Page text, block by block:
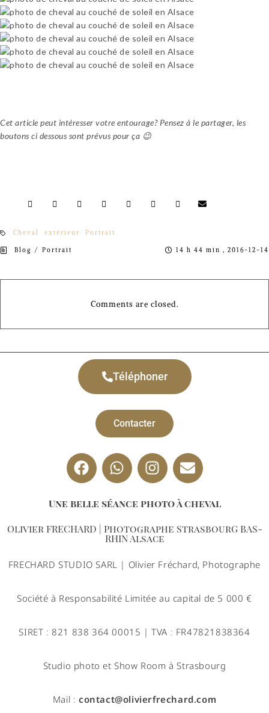
Cet article peut intéresser votre entourage? Pensez à le partager, les
boutons ci dessous sont prévus pour ça 😉
Cheval extérieur Portrait
Blog / Portrait 14 h 44 min , 2016-12-14
Comments are closed.
Téléphoner
Contacter
Une belle séance photo à cheval
Olivier FRECHARD | Photographe StrasbourG BAS-
RHIN Alsace
FRECHARD STUDIO SARL | Olivier Fréchard, Photographe
Société à Responsabilité Limitée au capital de 5 000 €
SIRET : 821 838 364 00015 | TVA : FR47821838364
Studio photo et Show Room à Strasbourg
Mail : contact@olivierfrechard.com